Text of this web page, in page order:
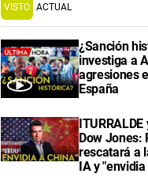
VISTO ACTUAL
¿Sanción
investiga a
agresiones
España
Dow Jones:
rescatará a
IA y